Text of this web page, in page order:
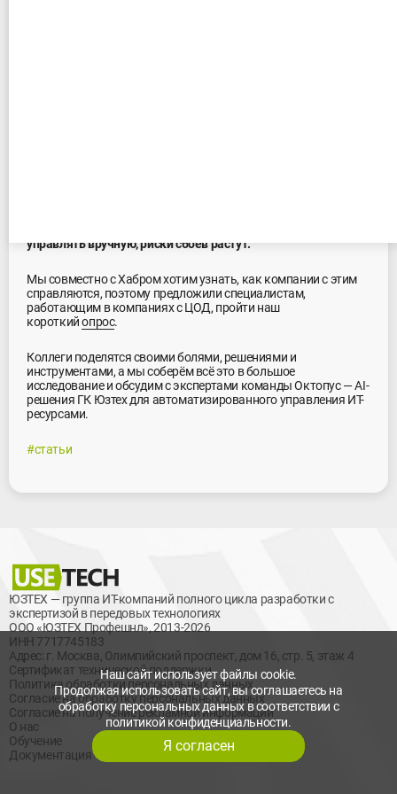
управлять вручную, риски сбоев растут.
Мы совместно с Хабром хотим узнать, как компании с этим
справляются, поэтому предложили специалистам,
работающим в компаниях с ЦОД, пройти наш
короткийопрос.
Коллеги поделятся своими болями, решениями и
инструментами, а мы соберём всё это в большое
исследование и обсудим с экспертами команды Октопус — AI-
решения ГК Юзтех для автоматизированного управления ИТ-
ресурсами.
#статьи
ЮЗТЕХ — группа ИТ-компаний полного цикла разработки с
экспертизой в передовых технологиях
ООО «ЮЗТЕХ Профешнл», 2013-2026
ИНН 7717745183
Адрес: г. Москва, Олимпийский проспект, дом 16, стр. 5, этаж 4
Сертификат технической поддержки
Политика обработки персональных данных
Согласие на обработку персональных данных
Согласие на получение рекламной информации
О нас
Обучение
Документация
Наш сайт использует файлы cookie.
Продолжая использовать сайт, вы соглашаетесь на
обработку персональных данных в соответствии с
политикой конфиденциальности.
Я согласен